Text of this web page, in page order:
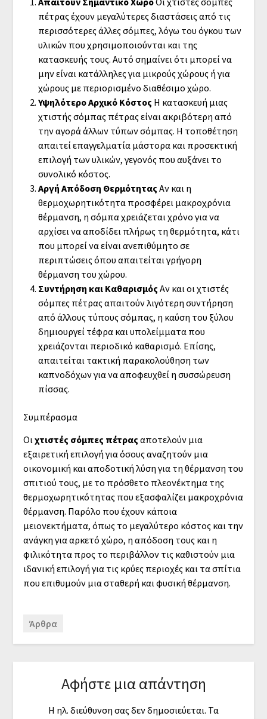
πέτρας έχουν μεγαλύτερες διαστάσεις από τις
περισσότερες άλλες σόμπες, λόγω του όγκου των
υλικών που χρησιμοποιούνται και της
κατασκευής τους. Αυτό σημαίνει ότι μπορεί να
μην είναι κατάλληλες για μικρούς χώρους ή για
χώρους με περιορισμένο διαθέσιμο χώρο.
Υψηλότερο Αρχικό Κόστος Η κατασκευή μιας
χτιστής σόμπας πέτρας είναι ακριβότερη από
την αγορά άλλων τύπων σόμπας. Η τοποθέτηση
απαιτεί επαγγελματία μάστορα και προσεκτική
επιλογή των υλικών, γεγονός που αυξάνει το
συνολικό κόστος.
Αργή Απόδοση Θερμότητας Αν και η
θερμοχωρητικότητα προσφέρει μακροχρόνια
θέρμανση, η σόμπα χρειάζεται χρόνο για να
αρχίσει να αποδίδει πλήρως τη θερμότητα, κάτι
που μπορεί να είναι ανεπιθύμητο σε
περιπτώσεις όπου απαιτείται γρήγορη
θέρμανση του χώρου.
Συντήρηση και Καθαρισμός Αν και οι χτιστές
σόμπες πέτρας απαιτούν λιγότερη συντήρηση
από άλλους τύπους σόμπας, η καύση του ξύλου
δημιουργεί τέφρα και υπολείμματα που
χρειάζονται περιοδικό καθαρισμό. Επίσης,
απαιτείται τακτική παρακολούθηση των
καπνοδόχων για να αποφευχθεί η συσσώρευση
πίσσας.
Συμπέρασμα
Οι χτιστές σόμπες πέτρας αποτελούν μια
εξαιρετική επιλογή για όσους αναζητούν μια
οικονομική και αποδοτική λύση για τη θέρμανση του
σπιτιού τους, με το πρόσθετο πλεονέκτημα της
θερμοχωρητικότητας που εξασφαλίζει μακροχρόνια
θέρμανση. Παρόλο που έχουν κάποια
μειονεκτήματα, όπως το μεγαλύτερο κόστος και την
ανάγκη για αρκετό χώρο, η απόδοση τους και η
φιλικότητα προς το περιβάλλον τις καθιστούν μια
ιδανική επιλογή για τις κρύες περιοχές και τα σπίτια
που επιθυμούν μια σταθερή και φυσική θέρμανση.
Άρθρα
Αφήστε μια απάντηση
Η ηλ. διεύθυνση σας δεν δημοσιεύεται. Τα